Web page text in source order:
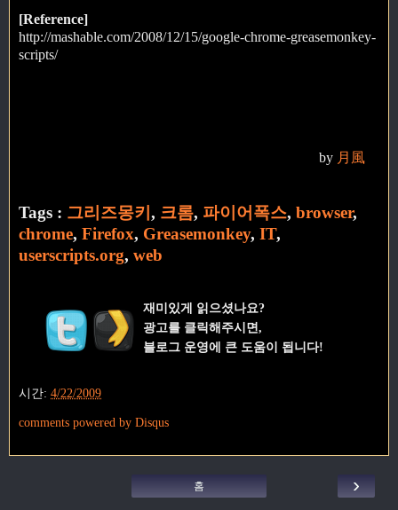
[Reference]
http://mashable.com/2008/12/15/google-chrome-greasemonkey-
scripts/
by 月風
Tags : 그리즈몽키 , 크롬, 파이어폭스, browser,
chrome, Firefox, Greasemonkey, IT,
userscripts.org, web
재미있게 읽으셨나요?
광고를 클릭해주시면,
블로그 운영에 큰 도움이 됩니다!
시간: 4/22/2009
comments powered by Disqus
›
홈